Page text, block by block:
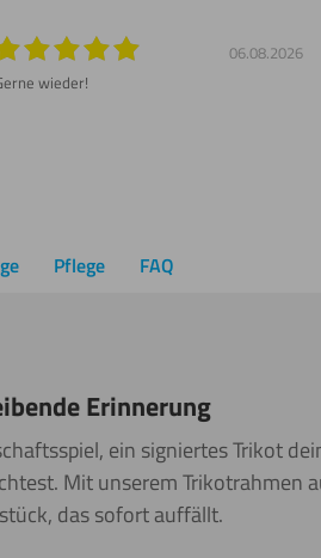
06.08.2026
wieder!
Pflege FAQ
Erinnerung
ein signiertes Trikot
Mit unserem Trikotrahmen
das sofort auffällt.